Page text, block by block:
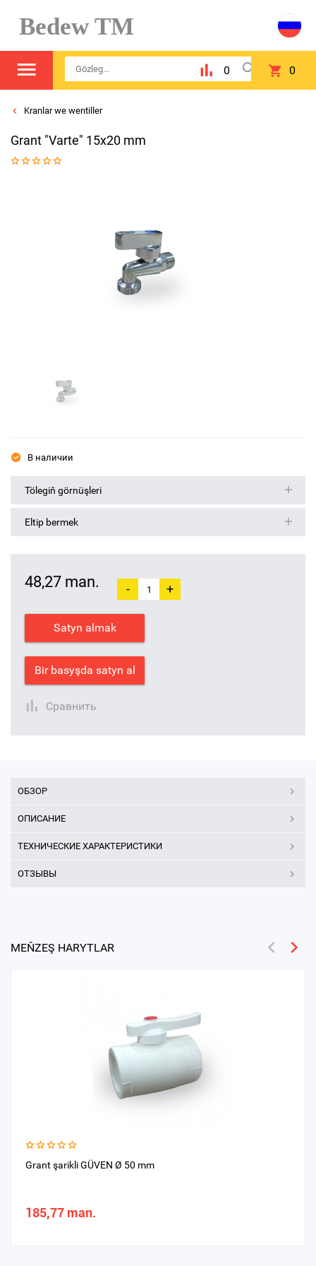
Bedew TM
0 0
Kranlar we wentiller
Grant "Varte" 15x20 mm
В наличии
Tölegiň görnüşleri
Eltip bermek
48,27 man. - +
Satyn almak
Bir basyşda satyn al
Сравнить
ОБЗОР
ОПИСАНИЕ
ТЕХНИЧЕСКИЕ ХАРАКТЕРИСТИКИ
ОТЗЫВЫ
MEŇZEŞ HARYTLAR
Grant şarikli GÜVEN Ø 50 mm
185,77 man.